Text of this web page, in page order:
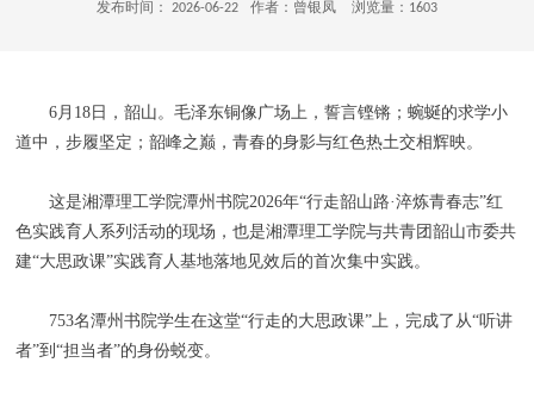
发布时间： 2026-06-22 作者：曾银凤 浏览量：1603
6月18日，韶山。毛泽东铜像广场上，誓言铿锵；蜿蜒的求学小
道中，步履坚定；韶峰之巅，青春的身影与红色热土交相辉映。
这是湘潭理工学院潭州书院2026年“行走韶山路·淬炼青春志”红
色实践育人系列活动的现场，也是湘潭理工学院与共青团韶山市委共
建“大思政课”实践育人基地落地见效后的首次集中实践。
753名潭州书院学生在这堂“行走的大思政课”上，完成了从“听讲
者”到“担当者”的身份蜕变。